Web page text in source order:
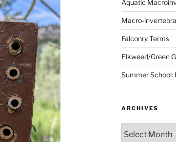
Aquatic
Macro-
Falconry Terms
Elkweed/Green
Summer School:
ARCHIVES